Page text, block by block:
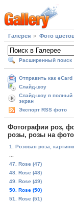
Галерея Фото
Расширенный поиск
Отправить как eCard
Слайд-шоу
Слайд-шоу в полный
экран
Экспорт RSS фото
Фотографии роз,
розы, розы на фото
1. Розовая роза,
47. Rose (47)
48. Rose (48)
49. Rose (49)
50. Rose (50)
51. Rose (51)